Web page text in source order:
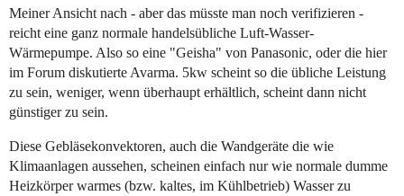
Meiner Ansicht nach - aber das müsste man noch verifizieren -
reicht eine ganz normale handelsübliche Luft-Wasser-
Wärmepumpe. Also so eine "Geisha" von Panasonic, oder die hier
im Forum diskutierte Avarma. 5kw scheint so die übliche Leistung
zu sein, weniger, wenn überhaupt erhältlich, scheint dann nicht
günstiger zu sein.
Diese Gebläsekonvektoren, auch die Wandgeräte die wie
Klimaanlagen aussehen, scheinen einfach nur wie normale dumme
Heizkörper warmes (bzw. kaltes, im Kühlbetrieb) Wasser zu